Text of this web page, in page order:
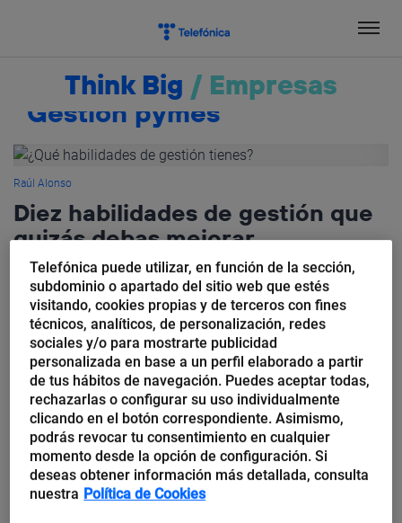
Think Big / Empresas
Gestión pymes
Raúl Alonso
Diez habilidades de gestión que
quizás debas mejorar
Cualquier época es buena para reflexionar sobre la marcha de
tu trabajo o de tu empresa, y sobre las habilidades de gestión
que tienes o no. Si lo que...
Telefónica puede utilizar, en función de la sección,
subdominio o apartado del sitio web que estés
visitando, cookies propias y de terceros con fines
técnicos, analíticos, de personalización, redes
sociales y/o para mostrarte publicidad
personalizada en base a un perfil elaborado a partir
de tus hábitos de navegación. Puedes aceptar todas,
rechazarlas o configurar su uso individualmente
clicando en el botón correspondiente. Asimismo,
podrás revocar tu consentimiento en cualquier
momento desde la opción de configuración. Si
deseas obtener información más detallada, consulta
nuestra Política de Cookies